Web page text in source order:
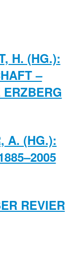
H. (HG.):
–
A. (HG.):
REVIER